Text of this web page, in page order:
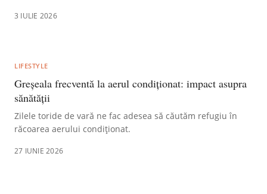
3 IULIE 2026
LIFESTYLE
Greșeala frecventă la aerul condiționat: impact asupra
sănătății
Zilele toride de vară ne fac adesea să căutăm refugiu în
răcoarea aerului condiționat.
27 IUNIE 2026